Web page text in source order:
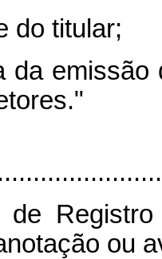
do titular;
da emissão
Registro
ou